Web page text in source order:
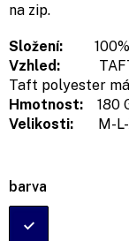
barva
na zip.
Složení:
Vzhled:
T
Taft polyester
Hmotnost:
180
Velikosti:
M-